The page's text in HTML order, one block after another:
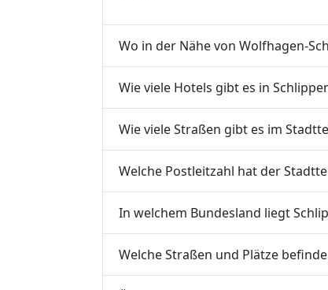
Wo in der Nähe von Wolfhagen-
Wie viele Hotels gibt es in
Wie viele Straßen gibt es im
Welche Postleitzahl hat der
In welchem Bundesland liegt
Welche Straßen und Plätze